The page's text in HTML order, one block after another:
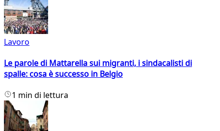
Lavoro
Le parole di Mattarella sui migranti, i sindacalisti di
spalle: cosa è successo in Belgio
1 min di lettura